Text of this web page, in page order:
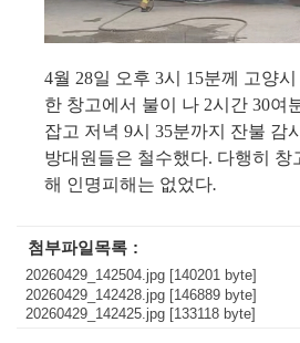
4월 28일 오후 3시 15분께 고양
한 창고에서 불이 나 2시간 30여
잡고 저녁 9시 35분까지 잔불 감
방대원들은 철수했다. 다행히 창
해 인명피해는 없었다.
첨부파일목록
20260429_142504.jpg [140201 byte]
20260429_142428.jpg [146889 byte]
20260429_142425.jpg [133118 byte]